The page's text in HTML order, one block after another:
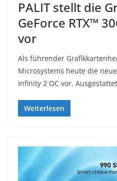
PALIT stellt die
GeForce RTX™
vor
Als führender
Microsystems heute die
Infinity 2 OC vor.
Weiterlesen